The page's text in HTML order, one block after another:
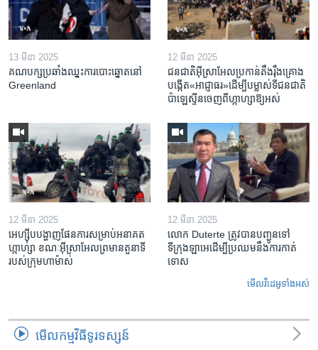
13 មីនា 2025
គណបក្ស​ប្រឆាំង​ឈ្នះ​ការបោះឆ្នោត​នៅ
Greenland
12 មីនា 2025
ជនជាតិ​អ៊ីស្រាអែល​ប្រកាន់​តឹងរ៉ឹង​គ្រោង​
បង្កើត​«អាជ្ញាធរ‍»​ដើម្បី​បម្លាស់​ទី​ជនជាតិ​
ប៉ាឡេស្ទីន​ចេញពី​ហ្កាហ្សា​ឱ្យ​អស់
12 មីនា 2025
អេហ្ស៊ីប​បង្ហាញ​ផែនការ​សម្រាប់​អនាគត​
ហ្កាហ្សា ខណៈ​អ៊ីស្រាអែល​ព្រមាន​តួនាទី​
របស់​ក្រុម​ហាម៉ាស់
12 មីនា 2025
លោក Duterte ត្រូវ​បាន​បញ្ជូនទៅ
ទីក្រុងឡាអេ​ដើម្បី​ប្រឈម​នឹង​ការកាត់
ទោស
មើល​វីដេអូ​ទាំង​អស់
មើល​កម្មវិធី​ទូរទស្សន៍